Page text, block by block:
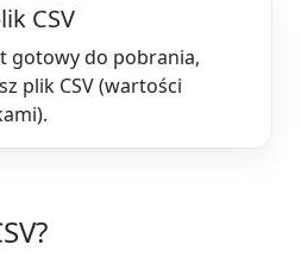
CSV
gotowy do pobrania,
plik CSV (wartości